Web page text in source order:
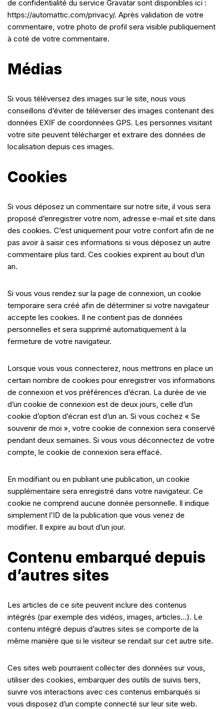
de confidentialité du service Gravatar sont disponibles ici :
https://automattic.com/privacy/. Après validation de votre
commentaire, votre photo de profil sera visible publiquement
à coté de votre commentaire.
Médias
Si vous téléversez des images sur le site, nous vous
conseillons d’éviter de téléverser des images contenant des
données EXIF de coordonnées GPS. Les personnes visitant
votre site peuvent télécharger et extraire des données de
localisation depuis ces images.
Cookies
Si vous déposez un commentaire sur notre site, il vous sera
proposé d’enregistrer votre nom, adresse e-mail et site dans
des cookies. C’est uniquement pour votre confort afin de ne
pas avoir à saisir ces informations si vous déposez un autre
commentaire plus tard. Ces cookies expirent au bout d’un
an.
Si vous vous rendez sur la page de connexion, un cookie
temporaire sera créé afin de déterminer si votre navigateur
accepte les cookies. Il ne contient pas de données
personnelles et sera supprimé automatiquement à la
fermeture de votre navigateur.
Lorsque vous vous connecterez, nous mettrons en place un
certain nombre de cookies pour enregistrer vos informations
de connexion et vos préférences d’écran. La durée de vie
d’un cookie de connexion est de deux jours, celle d’un
cookie d’option d’écran est d’un an. Si vous cochez « Se
souvenir de moi », votre cookie de connexion sera conservé
pendant deux semaines. Si vous vous déconnectez de votre
compte, le cookie de connexion sera effacé.
En modifiant ou en publiant une publication, un cookie
supplémentaire sera enregistré dans votre navigateur. Ce
cookie ne comprend aucune donnée personnelle. Il indique
simplement l’ID de la publication que vous venez de
modifier. Il expire au bout d’un jour.
Contenu embarqué depuis
d’autres sites
Les articles de ce site peuvent inclure des contenus
intégrés (par exemple des vidéos, images, articles…). Le
contenu intégré depuis d’autres sites se comporte de la
même manière que si le visiteur se rendait sur cet autre site.
Ces sites web pourraient collecter des données sur vous,
utiliser des cookies, embarquer des outils de suivis tiers,
suivre vos interactions avec ces contenus embarqués si
vous disposez d’un compte connecté sur leur site web.